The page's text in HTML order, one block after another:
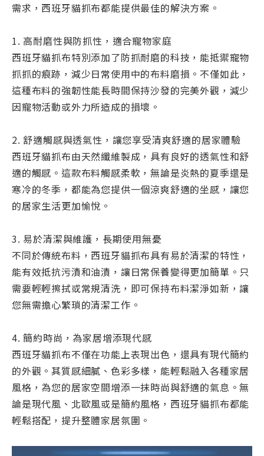
需求，西班牙貓抓布都能提供最佳的解決方案。
1. 高耐磨性與防抓性，適合寵物家庭
西班牙貓抓布特別添加了防抓耐磨的科技，能抵禦寵物
抓抓的痕跡，減少日常使用中的布料磨損。不僅如此，
這種布料的強韌性能長時間保持沙發的完美外觀，減少
因寵物活動或外力所造成的損壞。
2. 舒適觸感與透氣性，讓您享受清爽舒適的居家體驗
西班牙貓抓布由天然纖維製成，具有良好的透氣性和舒
適的觸感。這款布料觸感柔軟，無論是炎熱的夏季還是
寒冷的冬季，都能為您提供一個涼爽舒適的坐感，讓您
的居家生活更加愉悅。
3. 易於清潔與維護，長期使用無憂
不同於傳統布料，西班牙貓抓布具有易於清潔的特性，
能有效抵抗污漬和油漬，讓日常保養變得更加簡單。只
需要輕輕擦拭或常規清洗，即可保持布料潔淨如新，讓
您無需擔心繁瑣的清潔工作。
4. 簡約時尚，為家居增添現代感
西班牙貓抓布不僅在功能上表現出色，還具有現代簡約
的外觀。其質感細膩、色彩多樣，能輕鬆融入各種家居
風格，為您的居家空間增添一抹時尚與舒適的氣息。無
論是現代風、北歐風或是簡約風格，西班牙貓抓布都能
輕鬆搭配，提升整體家居氛圍。